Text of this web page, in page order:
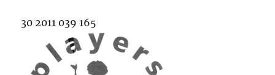
30 2011 039 165